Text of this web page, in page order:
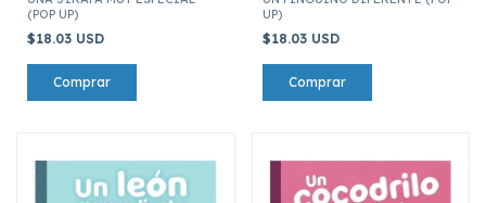
(POP UP)
$18.03 USD
UP)
$18.03 USD